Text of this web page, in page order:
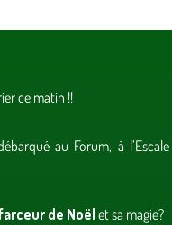
ce matin !!
au Forum, à
de Noël et sa magie?